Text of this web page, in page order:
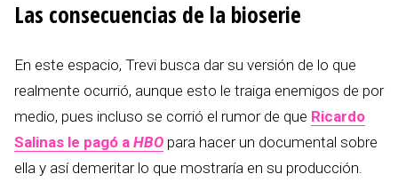
Las consecuencias de la bioserie
En este espacio, Trevi busca dar su versión de lo que
realmente ocurrió, aunque esto le traiga enemigos de por
medio, pues incluso se corrió el rumor de que Ricardo
Salinas le pagó a HBO para hacer un documental sobre
ella y así demeritar lo que mostraría en su producción.